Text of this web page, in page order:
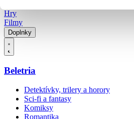
Hry
Filmy
Doplnky
Beletria
Detektívky, trilery a horory
Sci-fi a fantasy
Komiksy
Romantika